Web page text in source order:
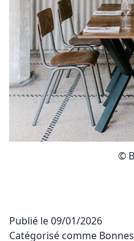
©
Publié le09/01/2026
Catégorisé comme